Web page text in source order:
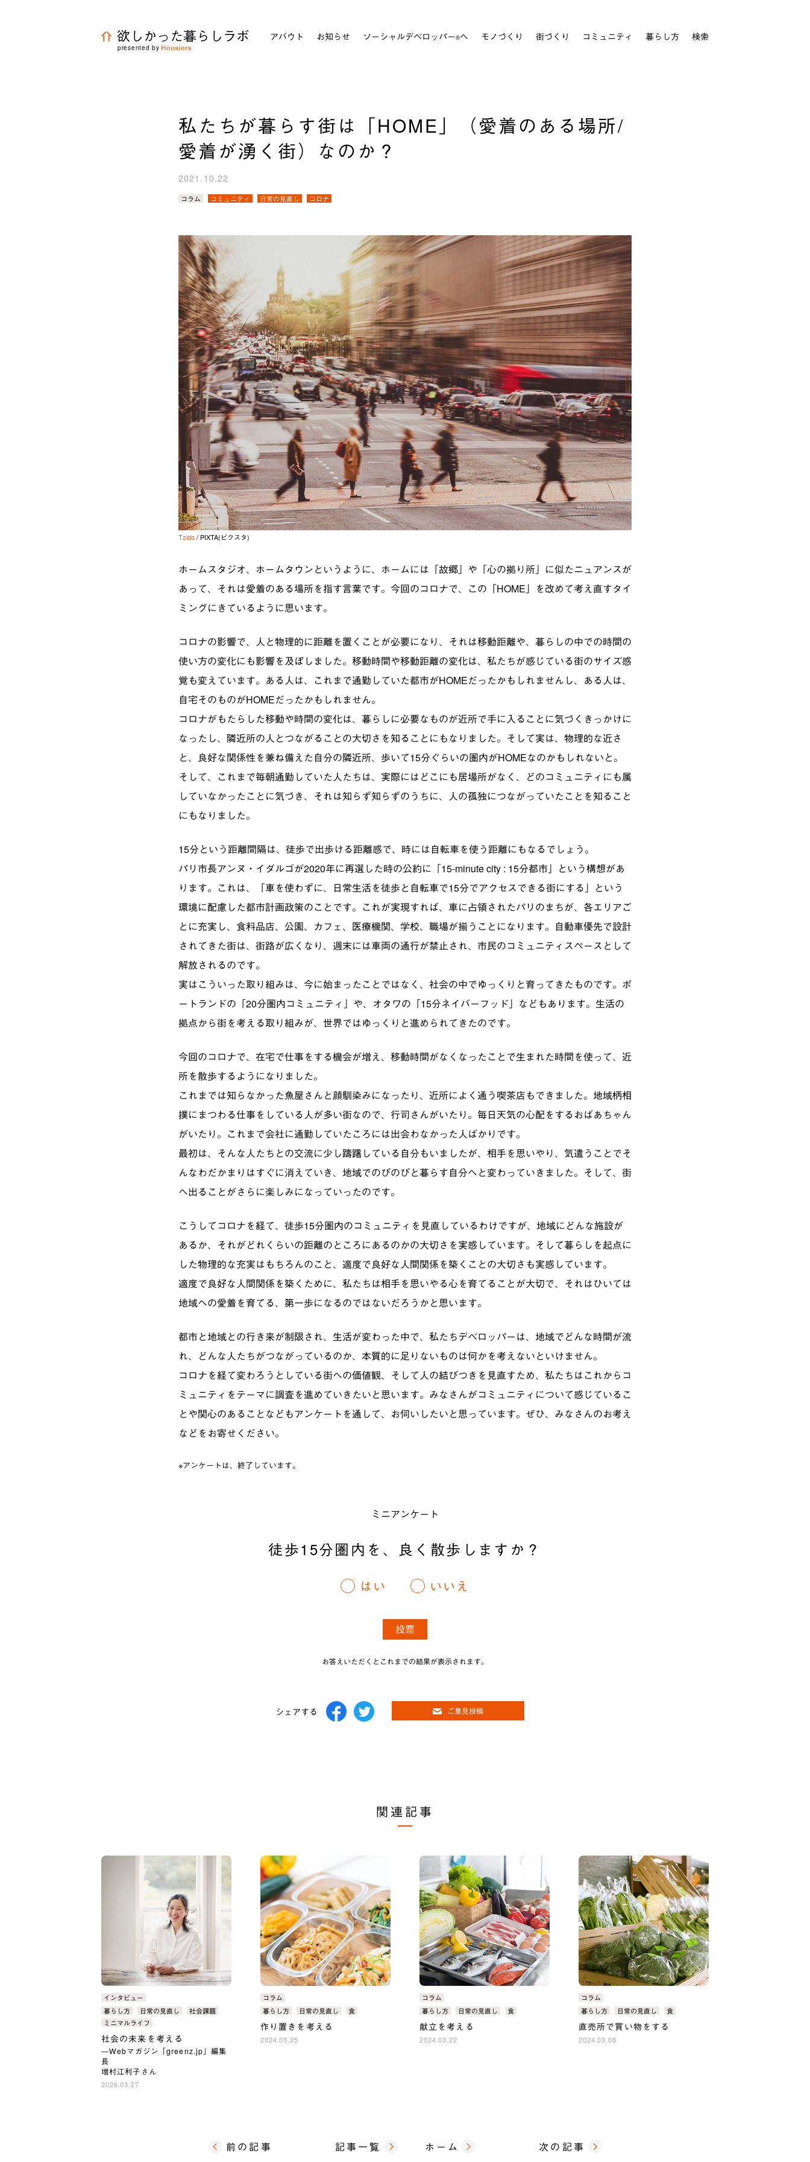
欲しかった暮らしラボ
presented by
アバウト お知らせ ソーシャルデベロッパー®へ モノづくり 街づくり コミュニティ 暮らし方 検索
私たちが暮らす街は「HOME」（愛着のある場所/
愛着が湧く街）なのか？
2021.10.22
カ
／
タ
グ：
コラム コミュニティ 日常の見直し コロナ
Tzido/ PIXTA(ピクスタ)
ホームスタジオ、ホームタウンというように、ホームには「故郷」や「心の拠り所」に似たニュアンスが
あって、それは愛着のある場所を指す言葉です。今回のコロナで、この「HOME」を改めて考え直すタイ
ミングにきているように思います。
コロナの影響で、人と物理的に距離を置くことが必要になり、それは移動距離や、暮らしの中での時間の
使い方の変化にも影響を及ぼしました。移動時間や移動距離の変化は、私たちが感じている街のサイズ感
覚も変えています。ある人は、これまで通勤していた都市がHOMEだったかもしれませんし、ある人は、
自宅そのものがHOMEだったかもしれません。
コロナがもたらした移動や時間の変化は、暮らしに必要なものが近所で手に入ることに気づくきっかけに
なったし、隣近所の人とつながることの大切さを知ることにもなりました。そして実は、物理的な近さ
と、良好な関係性を兼ね備えた自分の隣近所、歩いて15分ぐらいの圏内がHOMEなのかもしれないと。
そして、これまで毎朝通勤していた人たちは、実際にはどこにも居場所がなく、どのコミュニティにも属
していなかったことに気づき、それは知らず知らずのうちに、人の孤独につながっていたことを知ること
にもなりました。
15分という距離間隔は、徒歩で出歩ける距離感で、時には自転車を使う距離にもなるでしょう。
パリ市長アンヌ・イダルゴが2020年に再選した時の公約に「15-minute city : 15分都市」という構想があ
ります。これは、「車を使わずに、日常生活を徒歩と自転車で15分でアクセスできる街にする」という
環境に配慮した都市計画政策のことです。これが実現すれば、車に占領されたパリのまちが、各エリアご
とに充実し、食料品店、公園、カフェ、医療機関、学校、職場が揃うことになります。自動車優先で設計
されてきた街は、街路が広くなり、週末には車両の通行が禁止され、市民のコミュニティスペースとして
解放されるのです。
実はこういった取り組みは、今に始まったことではなく、社会の中でゆっくりと育ってきたものです。ポ
ートランドの「20分圏内コミュニティ」や、オタワの「15分ネイバーフッド」などもあります。生活の
拠点から街を考える取り組みが、世界ではゆっくりと進められてきたのです。
今回のコロナで、在宅で仕事をする機会が増え、移動時間がなくなったことで生まれた時間を使って、近
所を散歩するようになりました。
これまでは知らなかった魚屋さんと顔馴染みになったり、近所によく通う喫茶店もできました。地域柄相
撲にまつわる仕事をしている人が多い街なので、行司さんがいたり。毎日天気の心配をするおばあちゃん
がいたり。これまで会社に通勤していたころには出会わなかった人ばかりです。
最初は、そんな人たちとの交流に少し躊躇している自分もいましたが、相手を思いやり、気遣うことでそ
んなわだかまりはすぐに消えていき、地域でのびのびと暮らす自分へと変わっていきました。そして、街
へ出ることがさらに楽しみになっていったのです。
こうしてコロナを経て、徒歩15分圏内のコミュニティを見直しているわけですが、地域にどんな施設が
あるか、それがどれくらいの距離のところにあるのかの大切さを実感しています。そして暮らしを起点に
した物理的な充実はもちろんのこと、適度で良好な人間関係を築くことの大切さも実感しています。
適度で良好な人間関係を築くために、私たちは相手を思いやる心を育てることが大切で、それはひいては
地域への愛着を育てる、第一歩になるのではないだろうかと思います。
都市と地域との行き来が制限され、生活が変わった中で、私たちデベロッパーは、地域でどんな時間が流
れ、どんな人たちがつながっているのか、本質的に足りないものは何かを考えないといけません。
コロナを経て変わろうとしている街への価値観、そして人の結びつきを見直すため、私たちはこれからコ
ミュニティをテーマに調査を進めていきたいと思います。みなさんがコミュニティについて感じているこ
とや関心のあることなどもアンケートを通して、お伺いしたいと思っています。ぜひ、みなさんのお考え
などをお寄せください。
※アンケートは、終了しています。
ミニアンケート
徒歩15分圏内を、良く散歩しますか？
はい いいえ
お答えいただくとこれまでの結果が表示されます。
シェアする ご意見投稿
関連記事
カ
テ
ゴ
リ：
インタビュー
タ
グ：
暮らし方 日常の見直し
社会課題
ミニマルライフ
社会の未来を考える
―Webマガジン「greenz.jp」編集
長
増村江利子さん
2026.03.27
カ
テ
ゴ
リ：
コラム
タ
暮らし方 日常の見直し 食
作り置きを考える
2024.03.25
カ
テ
ゴ
リ：
コラム
タ
暮らし方 日常の見直し 食
献立を考える
2024.03.22
カ
テ
ゴ
リ：
コラム
タ
暮らし方 日常の見直し 食
直売所で買い物をする
2024.03.08
前の記事 記事一覧 ホーム 次の記事